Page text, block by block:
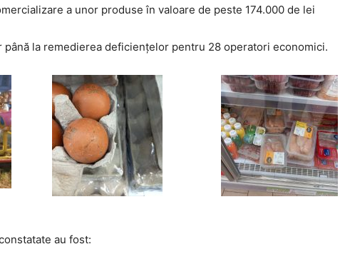
a unor produse în valoare de peste 174.000 de lei
la remedierea deficiențelor pentru 28 operatori economici.
au fost: